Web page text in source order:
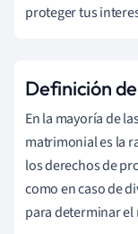
proteger tus
Definición
En la mayoría de
matrimonial es la
los derechos de
como en caso de
para determinar el